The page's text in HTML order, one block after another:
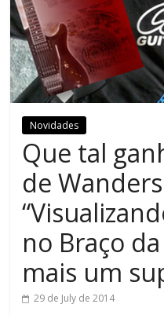
Novidades
Que tal
de
no Braço
mais um
29 de July de 2014